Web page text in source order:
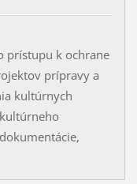
prístupu k ochrane
prípravy a
kultúrnych